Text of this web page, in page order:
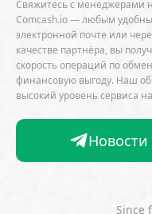
Bitfarms
Bitfinex
BitMEX
BitOK
Bloomberg
BNB
Börse Stuttgart
Chainalysis
Свяжитесь с менеджерами
Comcash.io — любым
электронной почте или
качестве партнёра, вы
скорость операций по
финансовую выгоду. Наш
высокий уровень сервиса
Since